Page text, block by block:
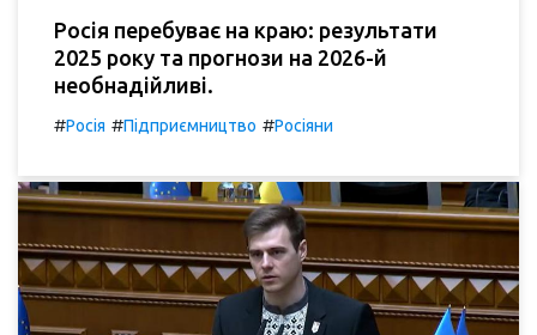
Росія перебуває на краю: результати
2025 року та прогнози на 2026-й
необнадійливі.
#Росія #Підприємництво #Росіяни